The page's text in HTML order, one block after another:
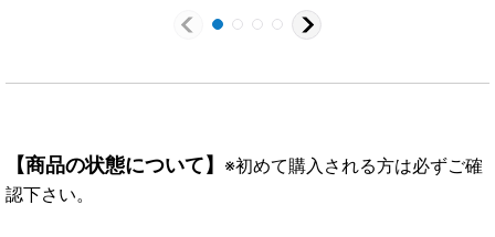
【商品の状態について】 ※初めて購入される方は必ずご確
認下さい。